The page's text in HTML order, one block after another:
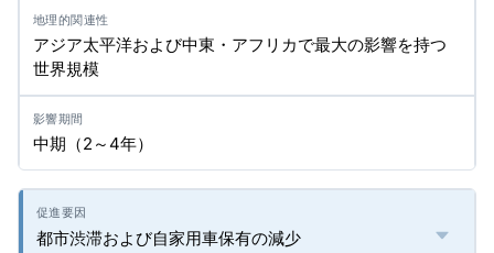
アジア太平洋および中東・アフリカで最大の影響を持つ
世界規模
中期（2～4年）
都市渋滞および自家用車保有の減少